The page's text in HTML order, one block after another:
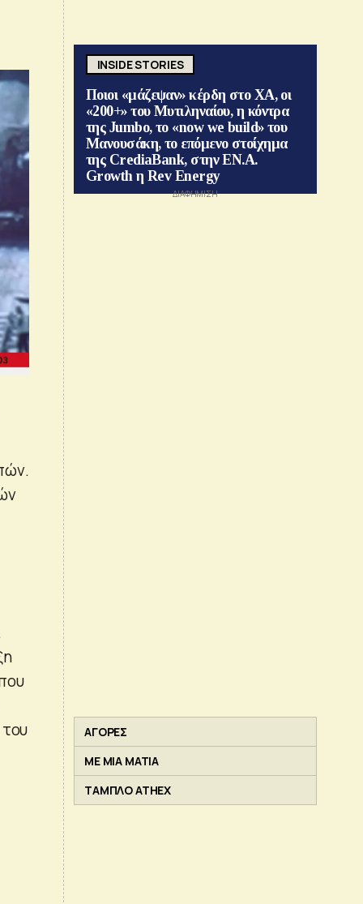
INSIDE STORIES
Ποιοι «μάζεψαν» κέρδη στο ΧΑ, οι
«200+» του Μυτιληναίου, η κόντρα
της Jumbo, το «now we build» του
Μανουσάκη, το επόμενο στοίχημα
της CrediaBank, στην ΕΝ.Α.
Growth η Rev Energy
ΑΓΟΡΕΣ
ΜΕ ΜΙΑ ΜΑΤΙΑ
ΤΑΜΠΛΟ ATHEX